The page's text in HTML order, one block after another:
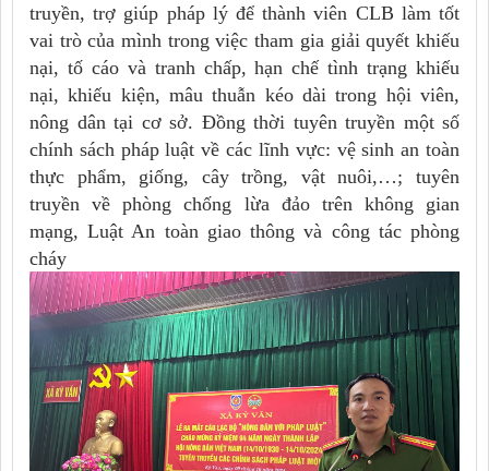
truyền, trợ giúp pháp lý để thành viên CLB làm tốt
vai trò của mình trong việc tham gia giải quyết khiếu
nại, tố cáo và tranh chấp, hạn chế tình trạng khiếu
nại, khiếu kiện, mâu thuẫn kéo dài trong hội viên,
nông dân tại cơ sở. Đồng thời tuyên truyền một số
chính sách pháp luật về các lĩnh vực: vệ sinh an toàn
thực phẩm, giống, cây trồng, vật nuôi,…; tuyên
truyền về phòng chống lừa đảo trên không gian
mạng, Luật An toàn giao thông và công tác phòng
cháy